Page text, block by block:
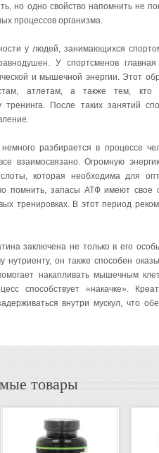
но одно свойство напомнить не
процессов организма.
у людей, занимающихся
У спортсменов
и мышечной энергии. Этот
атлетам, а также тем, кто
тренинга. После таких занятий
разбирается в процессе
взаимосвязано. Огромную
которая необходима для
помнить, запасы АТФ имеют свое
тренировках. В этот период
заключена не только в его
нутриенту, он также способен
накапливать мышечным
способствует «накачке».
внутри мускул, что
товары